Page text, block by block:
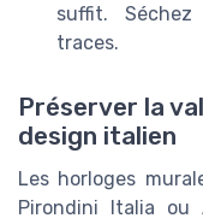
suffit.
traces.
Préserver la
design italien
Les horloges
Pirondini Italia